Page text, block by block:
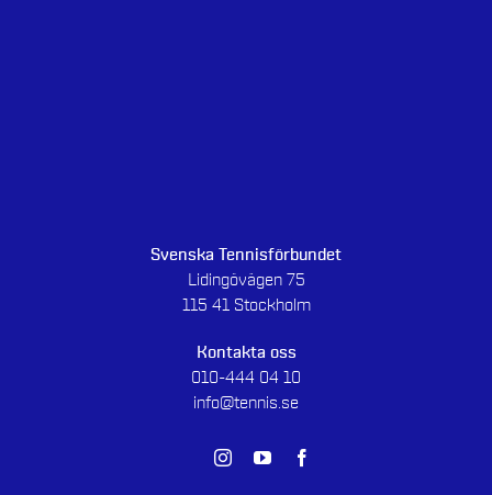
Svenska Tennisförbundet
Lidingövägen 75
115 41 Stockholm
Kontakta oss
010-444 04 10
info@tennis.se